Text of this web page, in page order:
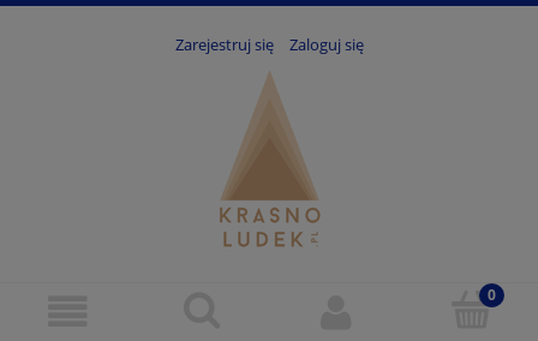
Zarejestruj się Zaloguj się